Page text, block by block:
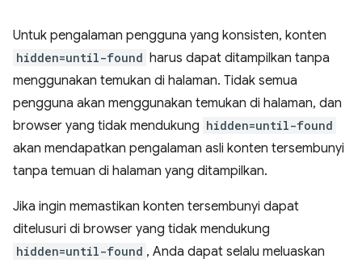
Untuk pengalaman pengguna yang konsisten, konten
hidden=until-found harus dapat ditampilkan tanpa
menggunakan temukan di halaman. Tidak semua
pengguna akan menggunakan temukan di halaman, dan
browser yang tidak mendukung hidden=until-found
akan mendapatkan pengalaman asli konten tersembunyi
tanpa temuan di halaman yang ditampilkan.
Jika ingin memastikan konten tersembunyi dapat
ditelusuri di browser yang tidak mendukung
hidden=until-found , Anda dapat selalu meluaskan